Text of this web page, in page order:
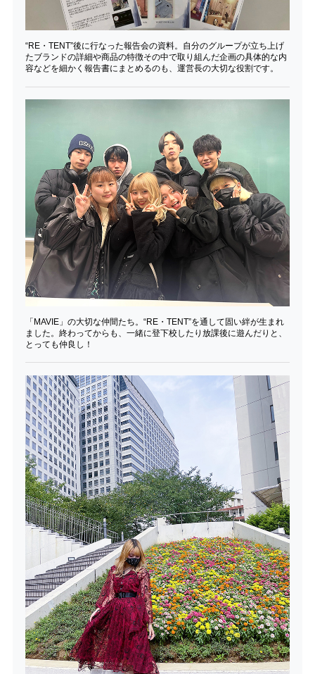
“RE・TENT”後に行なった報告会の資料。自分のグループが立ち上げ
たブランドの詳細や商品の特徴その中で取り組んだ企画の具体的な内
容などを細かく報告書にまとめるのも、運営長の大切な役割です。
「MAVIE」の大切な仲間たち。“RE・TENT”を通して固い絆が生まれ
ました。終わってからも、一緒に登下校したり放課後に遊んだりと、
とっても仲良し！